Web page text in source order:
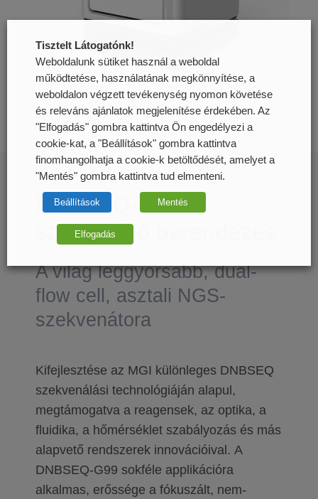
DNBSEQ-G99
szekvenáló berendezés
A világ leggyorsabb, dual-
flow cell, asztali NGS-
szekvenátora
Kifejlesztése az MGI különleges DNBSEQ
szekvenálási technológiáján alapul,
megtámogatva a reagensek, az optika, a
fluidika, a hőmérséklet szabályozás és más
alapvető rendszerek innovációival. A
DNBSEQ-G99 sokféle applikációra
alkalmas, erőssége a fókuszált, nem-
Tisztelt Látogatónk!
Weboldalunk sütiket használ a weboldal
működtetése, használatának megkönnyítése, a
weboldalon végzett tevékenység nyomon követése
és releváns ajánlatok megjelenítése érdekében. Az
"Elfogadás" gombra kattintva Ön engedélyezi a
cookie-kat, a "Beállítások" gombra kattintva
finomhangolhatja a cookie-k betöltődését, amelyet a
"Mentés" gombra kattintva tud elmenteni.
Beállítások Mentés
Elfogadás